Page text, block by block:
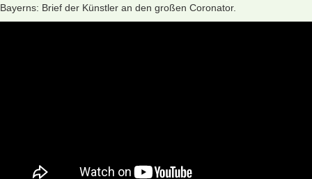
Bayerns: Brief der Künstler an den großen Coronator.